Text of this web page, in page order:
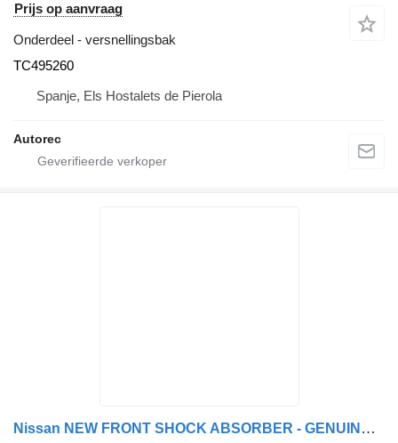
Prijs op aanvraag
Onderdeel - versnellingsbak
TC495260
Spanje, Els Hostalets de Pierola
Autorec
Nissan NEW FRONT SHOCK ABSORBER - GENUINE schokdemper voor Nissan CABSTAR vrachtwagen